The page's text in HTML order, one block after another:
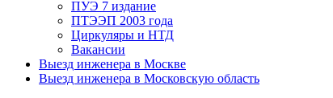
ПУЭ 7 издание
ПТЭЭП 2003 года
Циркуляры и НТД
Вакансии
Выезд инженера в Москве
Выезд инженера в Московскую область